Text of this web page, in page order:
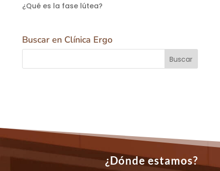
¿Qué es la fase lútea?
Buscar en Clínica Ergo
¿Dónde estamos?